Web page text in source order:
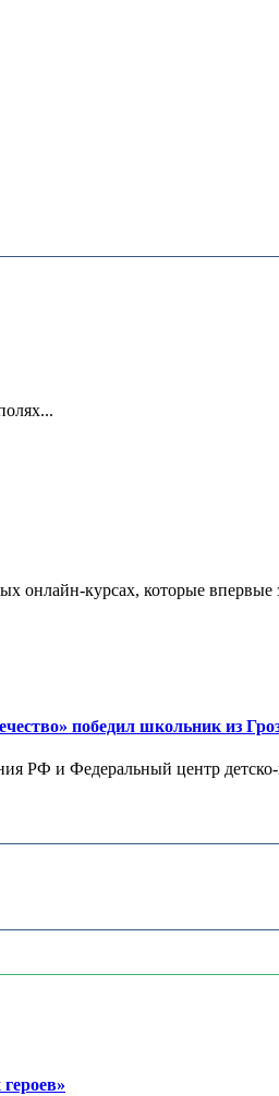
онлайн-курсах, которые впервые
победил школьник из
РФ и Федеральный центр